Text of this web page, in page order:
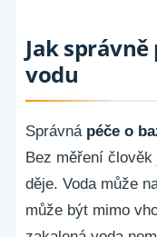
Jak
vodu
Správná péče o
Bez měření
děje. Voda může
může být mimo